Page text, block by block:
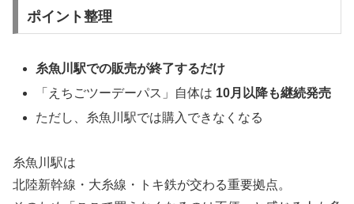
ポイント整理
糸魚川駅での販売が終了するだけ
「えちごツーデーパス」自体は 10月以降も継続発売
ただし、糸魚川駅では購入できなくなる
糸魚川駅は
北陸新幹線・大糸線・トキ鉄が交わる重要拠点。